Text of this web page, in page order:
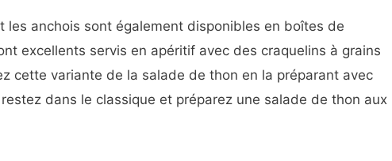
les anchois sont également disponibles en boîtes de
excellents servis en apéritif avec des craquelins à grains
cette variante de la salade de thon en la préparant avec
dans le classique et préparez une salade de thon aux